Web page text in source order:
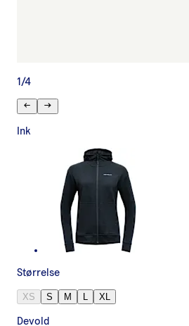
1 /4
Ink
Størrelse
XS S M L XL
Devold